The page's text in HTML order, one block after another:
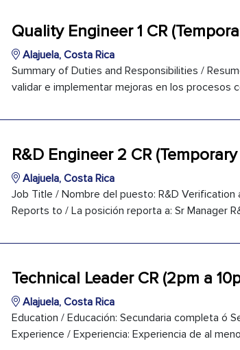
Quality Engineer 1 CR
Alajuela, Costa Rica
Summary of Duties and Responsibilities /
validar e implementar mejoras en los procesos
R&D Engineer 2 CR
Alajuela, Costa Rica
Job Title / Nombre del puesto: R&D
Reports to / La posición reporta a: Sr Manager
Technical Leader CR (2pm a
Alajuela, Costa Rica
Education / Educación: Secundaria completa ó
Experience / Experiencia: Experiencia de al